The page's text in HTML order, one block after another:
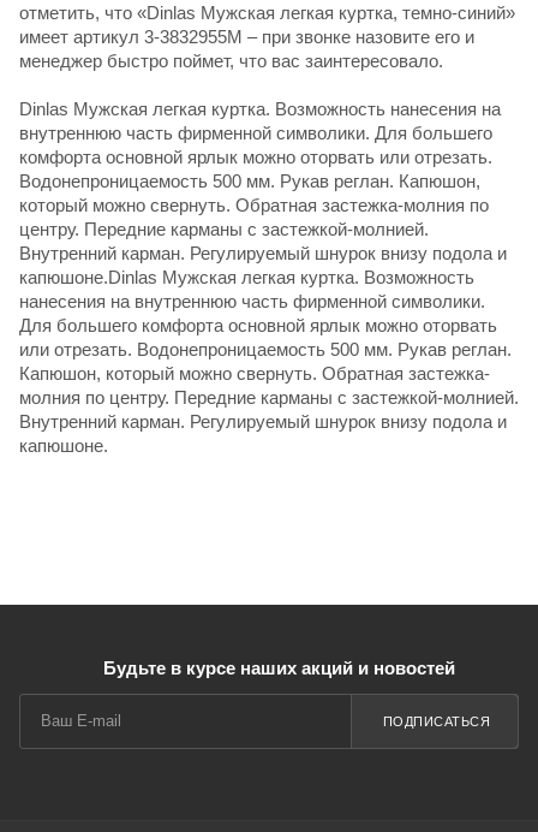
отметить, что «Dinlas Мужская легкая куртка, темно-синий»
имеет артикул 3-3832955M – при звонке назовите его и
менеджер быстро поймет, что вас заинтересовало.
Dinlas Мужская легкая куртка. Возможность нанесения на
внутреннюю часть фирменной символики. Для большего
комфорта основной ярлык можно оторвать или отрезать.
Водонепроницаемость 500 мм. Рукав реглан. Капюшон,
который можно свернуть. Обратная застежка-молния по
центру. Передние карманы с застежкой-молнией.
Внутренний карман. Регулируемый шнурок внизу подола и
капюшоне.Dinlas Мужская легкая куртка. Возможность
нанесения на внутреннюю часть фирменной символики.
Для большего комфорта основной ярлык можно оторвать
или отрезать. Водонепроницаемость 500 мм. Рукав реглан.
Капюшон, который можно свернуть. Обратная застежка-
молния по центру. Передние карманы с застежкой-молнией.
Внутренний карман. Регулируемый шнурок внизу подола и
капюшоне.
Будьте в курсе наших акций и новостей
ПОДПИСАТЬСЯ